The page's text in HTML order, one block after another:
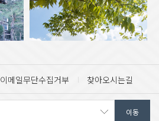
이메일무단수집거부 찾아오시는길